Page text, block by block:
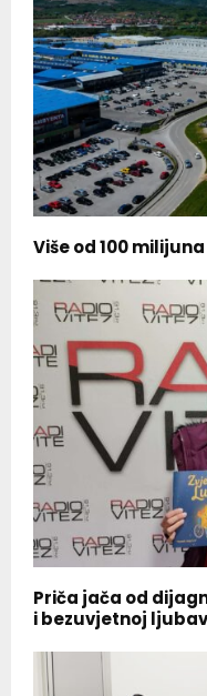
Više od 100
Priča jača od
i bezuvjetnoj